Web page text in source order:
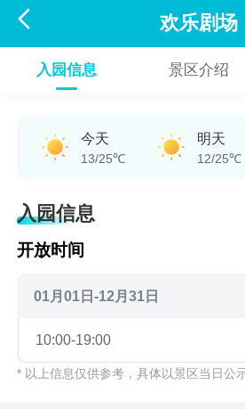
 欢乐剧场
入园信息 景区介绍
今天
13/25℃
明天
12/25℃
入园信息
开放时间
01月01日-12月31日
10:00-19:00
* 以上信息仅供参考，具体以景区当日公